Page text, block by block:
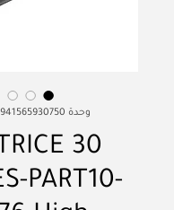
وحدة SKU: 6941565930750
30
PART10-